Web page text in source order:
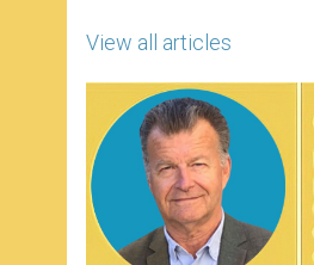
View all articles